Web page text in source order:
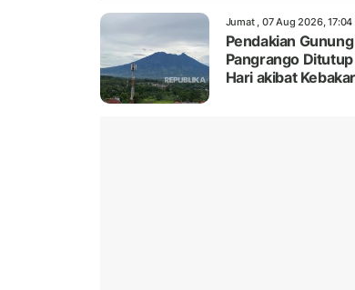
Jumat , 07 Aug 2026, 17:04
Pendakian
Pangrango
Hari akibat